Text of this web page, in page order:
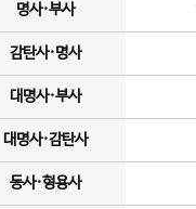
명사·부사
감탄사·명사
대명사·부사
대명사·감탄사
동사·형용사